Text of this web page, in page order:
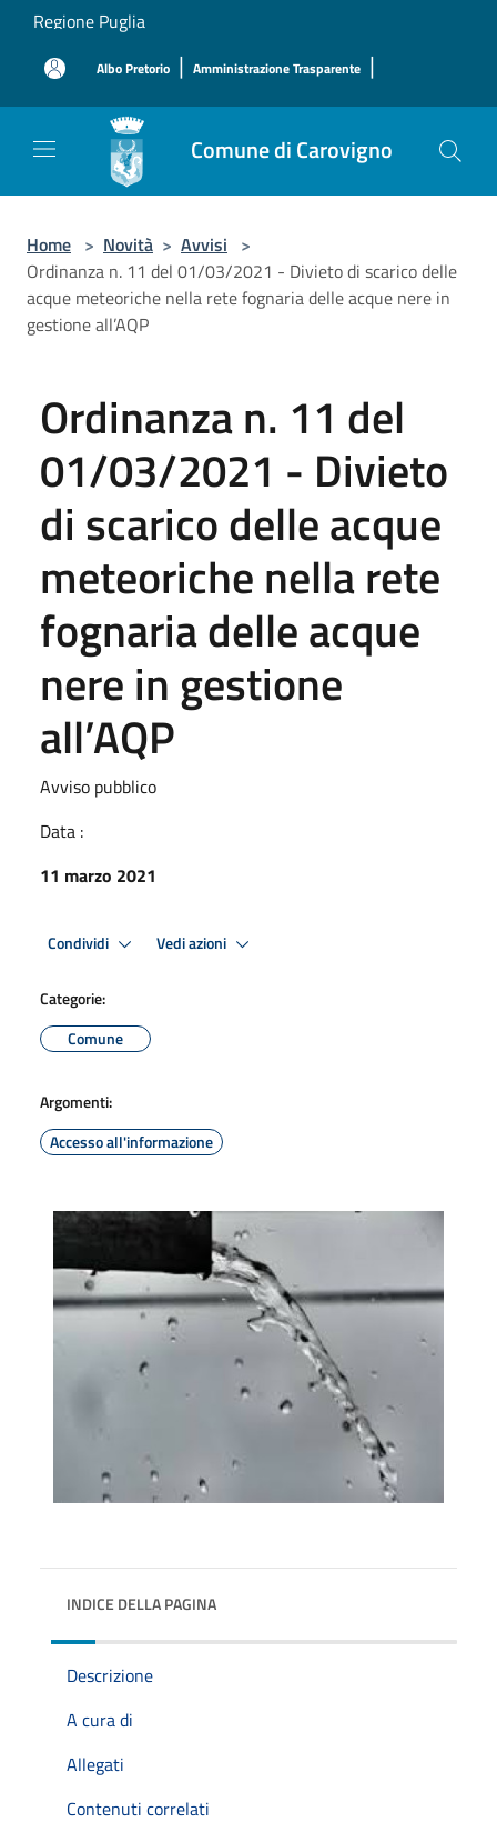
Salta al contenuto principale
Regione Puglia
Albo Pretorio | Amministrazione Trasparente |
Comune di Carovigno
Home > Novità > Avvisi >
Ordinanza n. 11 del 01/03/2021 - Divieto di scarico delle
acque meteoriche nella rete fognaria delle acque nere in
gestione all’AQP
Ordinanza n. 11 del
01/03/2021 - Divieto
di scarico delle acque
meteoriche nella rete
fognaria delle acque
nere in gestione
all’AQP
Avviso pubblico
Data :
11 marzo 2021
Condividi Vedi azioni
Categorie:
Comune
Argomenti:
Accesso all'informazione
INDICE DELLA PAGINA
Descrizione
A cura di
Allegati
Contenuti correlati